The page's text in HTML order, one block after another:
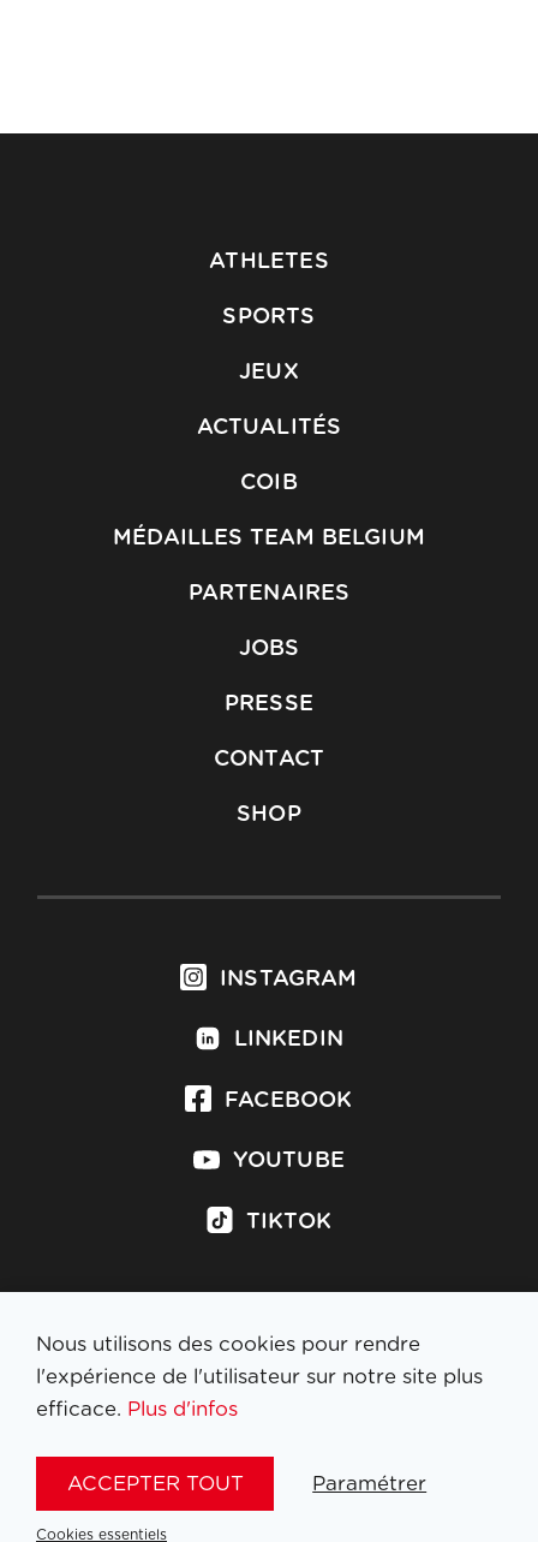
ATHLETES
SPORTS
JEUX
ACTUALITÉS
COIB
MÉDAILLES TEAM BELGIUM
PARTENAIRES
JOBS
PRESSE
CONTACT
SHOP
INSTAGRAM
LINKEDIN
FACEBOOK
YOUTUBE
TIKTOK
S'inscrire à la newsletter
Nous utilisons des cookies pour rendre
l'expérience de l'utilisateur sur notre site plus
efficace. Plus d'infos
ACCEPTER TOUT Paramétrer
Cookies essentiels